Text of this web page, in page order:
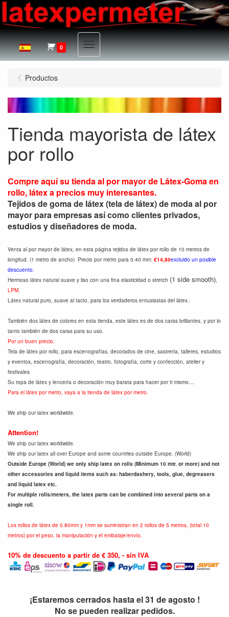
0 Menu
Productos
Tienda mayorista de látex
por rollo
Compre aquí su tienda al por mayor de Látex-Goma en
rollo, látex a precios muy interesantes.
Tejidos de goma de látex (tela de látex) de moda al por
mayor para empresas así como clientes privados,
estudios y diseñadores de moda.
Venta al por mayor de látex, en esta página tejidos de látex por rollo de 10 metros de
longitud. (1 metro de ancho) Precio por metro para 0.40 mm: €14,80excluido un posible
descuento.
Hermoso látex natural suave y liso con una fina elasticidad o stretch (1 side smooth)
LPM
Látex natural puro, suave al tacto, para los verdaderos entusiastas del látex..
También dos látex de colores en esta tienda, este látex es de dos caras brillantes, y por lo
tanto también de dos caras para su uso.
Por un buen precio.
Tela de látex por rollo, para escenografías, decorados de cine, sastrería, talleres, estudios
y eventos, escenografía, decoración, teatro, fotografía, corte y confección, atelier y
festivales
Su ropa de látex y lencería o decoración muy barata para hacer por ti mismo....
Para el látex por metro, vaya a la tienda de látex por metro.
We ship our latex worldwide.
Attention!
We ship our latex worldwide.
We ship our latex all over Europe and some countries outside Europe. (World)
Outside Europe (World) we only ship latex on rolls (Minimum 10 mtr. or more) and not
other accessories and liquid items such as: haberdashery, tools, glue, degreasers
and liquid latex etc.
For multiple rolls/meters, the latex parts can be combined into several parts on a
single roll.
Los rollos de látex de 0.80mm y 1mm se suministran en 2 rollos de 5 metros, (total 10
metros) por el peso, la manipulación y el embalaje/envío.
10% de descuento a partir de € 350, - sin IVA
¡Estaremos cerrados hasta el 31 de agosto !
No se pueden realizar pedidos.